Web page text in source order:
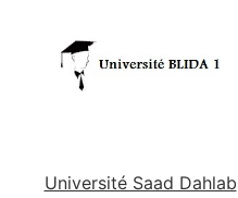
Université Saad Dahlab